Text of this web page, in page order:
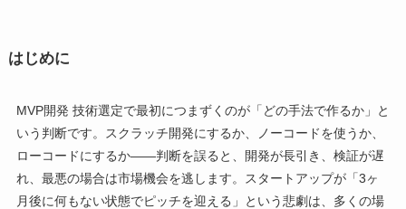
はじめに
MVP開発 技術選定で最初につまずくのが「どの手法で作るか」と
いう判断です。スクラッチ開発にするか、ノーコードを使うか、
ローコードにするか——判断を誤ると、開発が長引き、検証が遅
れ、最悪の場合は市場機会を逃します。スタートアップが「3ヶ
月後に何もない状態でピッチを迎える」という悲劇は、多くの場